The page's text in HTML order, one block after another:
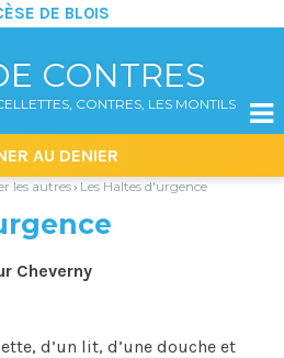
CONTRES
CONTRES, LES MONTILS
DE BLOIS
AU DENIER

les autres› Les Haltes d'urgence
Cheverny
d’un lit, d’une douche et